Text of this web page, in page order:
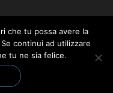
che tu possa avere la
continui ad utilizzare
tu ne sia felice.